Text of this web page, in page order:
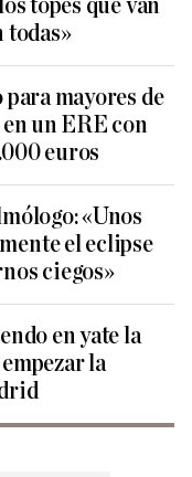
topes que van
todas»
mayores de
un ERE con
euros
«Unos
el eclipse
ciegos»
en yate la
la